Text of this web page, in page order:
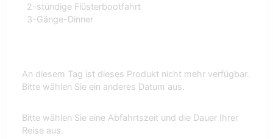
2-stündige Flüsterbootfahrt
3-Gänge-Dinner
An diesem Tag ist dieses Produkt nicht mehr verfügbar.
Bitte wählen Sie ein anderes Datum aus.
Bitte wählen Sie eine Abfahrtszeit und die Dauer Ihrer
Reise aus.